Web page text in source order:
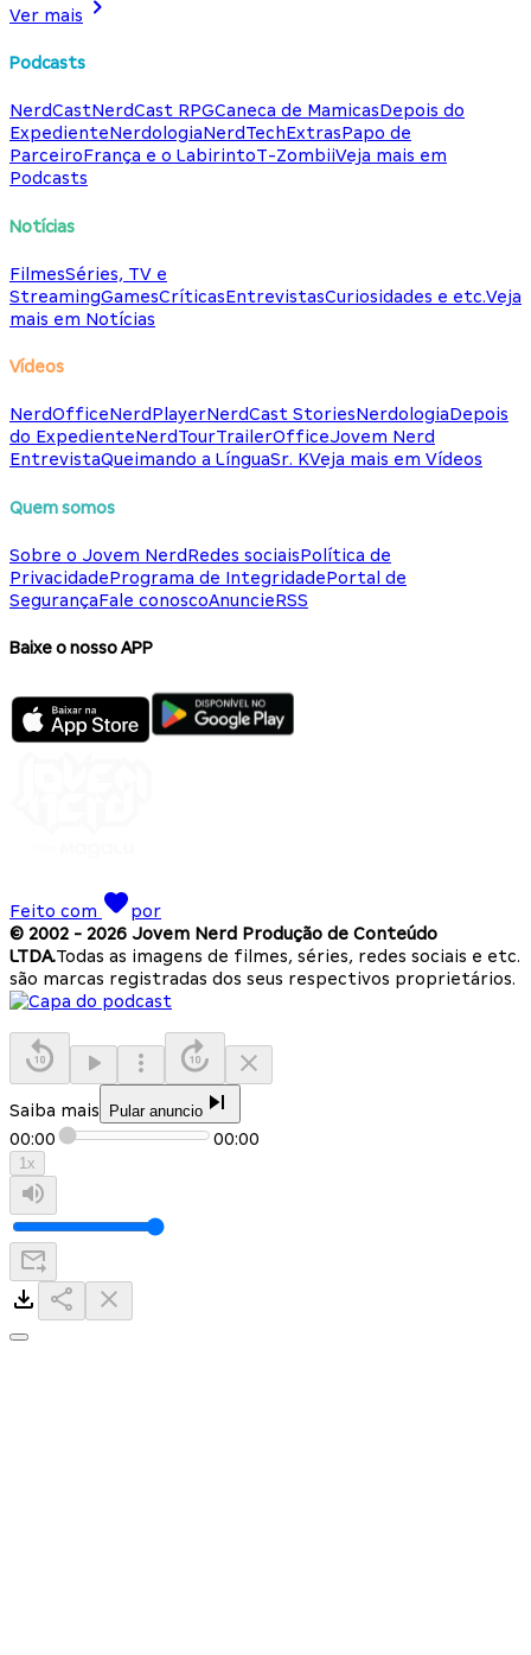
Ver mais
Podcasts
NerdCastNerdCast RPGCaneca de MamicasDepois do
ExpedienteNerdologiaNerdTechExtrasPapo de
ParceiroFrança e o LabirintoT-ZombiiVeja mais em
Podcasts
Notícias
FilmesSéries, TV e
StreamingGamesCríticasEntrevistasCuriosidades e etc.Veja
mais em Notícias
Vídeos
NerdOfficeNerdPlayerNerdCast StoriesNerdologiaDepois
do ExpedienteNerdTourTrailerOfficeJovem Nerd
EntrevistaQueimando a LínguaSr. KVeja mais em Vídeos
Quem somos
Sobre o Jovem NerdRedes sociaisPolítica de
PrivacidadePrograma de IntegridadePortal de
SegurançaFale conoscoAnuncieRSS
Baixe o nosso APP
Feito com
por
© 2002 - 2026 Jovem Nerd Produção de Conteúdo
LTDA.Todas as imagens de filmes, séries, redes sociais e etc.
são marcas registradas dos seus respectivos proprietários.
Saiba mais Pular anuncio
00:00 00:00
1x